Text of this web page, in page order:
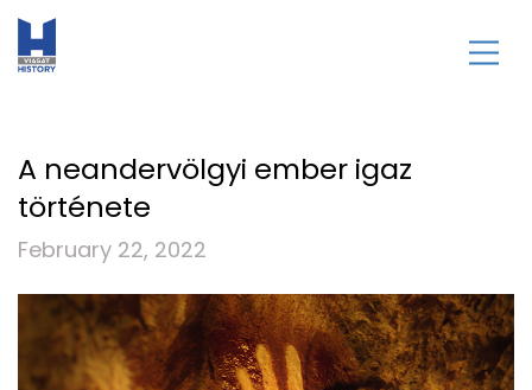
A neandervölgyi ember igaz
története
February 22, 2022